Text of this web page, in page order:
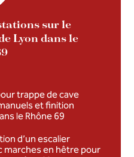
sur le
Lyon dans le
trappe de cave
et finition
le Rhône 69
d’un escalier
marches en hêtre pour